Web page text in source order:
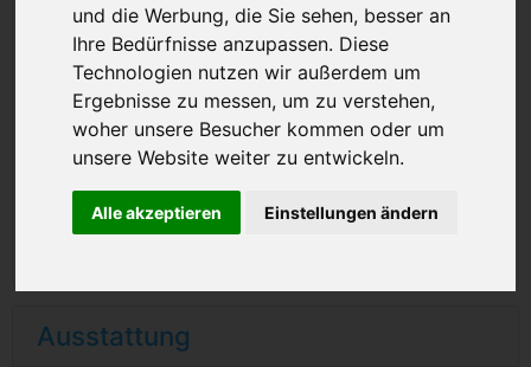
und die Werbung, die Sie sehen, besser an
Ihre Bedürfnisse anzupassen. Diese
Technologien nutzen wir außerdem um
Ergebnisse zu messen, um zu verstehen,
woher unsere Besucher kommen oder um
unsere Website weiter zu entwickeln.
Alle akzeptieren Einstellungen ändern
Ausstattung